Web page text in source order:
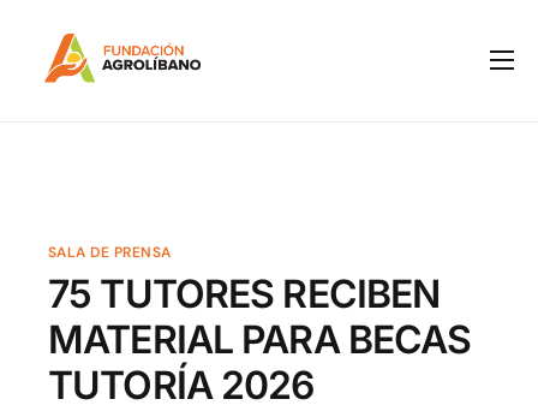
Programas
Notas de Prensa
Boletines
Contacto
SALA DE PRENSA
75 TUTORES RECIBEN
MATERIAL PARA BECAS
TUTORÍA 2026